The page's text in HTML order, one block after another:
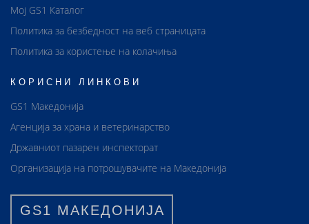
Мој GS1 Каталог
Политика за безбедност на веб страницата
Политика за користење на колачиња
КОРИСНИ ЛИНКОВИ
GS1 Македонија
Агенција за храна и ветеринарство
Државниот пазарен инспекторат
Организација на потрошувачите на Македонија
GS1 МАКЕДОНИЈА